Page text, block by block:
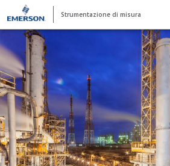
Strumentazione di misura